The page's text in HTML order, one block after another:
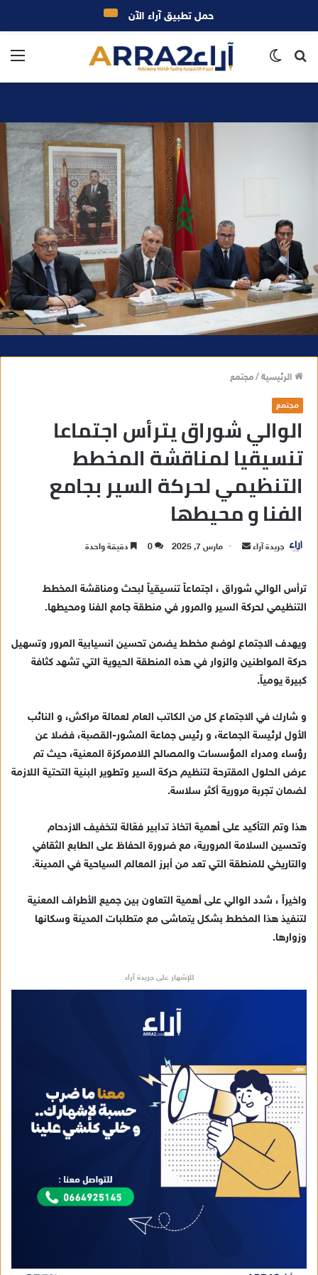
بحث
الرئيسية/مجتمع
مجتمع
الوالي شوراق يترأس اجتماعا
تنسيقيا لمناقشة المخطط
التنظيمي لحركة السير بجامع
الفنا و محيطها
جريدة آراء
ي
د
ل
ك
ت
ر
مارس 7, 2025 0 دقيقة واحدة
ترأس الوالي شوراق ، اجتماعاً تنسيقياً لبحث ومناقشة المخطط
التنظيمي لحركة السير والمرور في منطقة جامع الفنا ومحيطها.
ويهدف الاجتماع لوضع مخطط يضمن تحسين انسيابية المرور وتسهيل
حركة المواطنين والزوار في هذه المنطقة الحيوية التي تشهد كثافة
كبيرة يومياً.
و شارك في الاجتماع كل من الكاتب العام لعمالة مراكش، و النائب
الأول لرئيسة الجماعة، و رئيس جماعة المشور-القصبة، فضلا عن
رؤساء ومدراء المؤسسات والمصالح اللاممركزة المعنية، حيث تم
عرض الحلول المقترحة لتنظيم حركة السير وتطوير البنية التحتية اللازمة
لضمان تجربة مرورية أكثر سلاسة.
هذا وتم التأكيد على أهمية اتخاذ تدابير فعّالة لتخفيف الازدحام
وتحسين السلامة المرورية، مع ضرورة الحفاظ على الطابع الثقافي
والتاريخي للمنطقة التي تعد من أبرز المعالم السياحية في المدينة.
واخيراً ، شدد الوالي على أهمية التعاون بين جميع الأطراف المعنية
لتنفيذ هذا المخطط بشكل يتماشى مع متطلبات المدينة وسكانها
وزوارها.
للإشهار على جريدة آراء
حمل تطبيق آراء الآن